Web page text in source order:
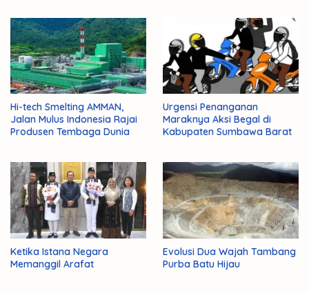
Hi-tech Smelting AMMAN,
Jalan Mulus Indonesia Rajai
Produsen Tembaga Dunia
Urgensi Penanganan
Maraknya Aksi Begal di
Kabupaten Sumbawa Barat
Ketika Istana Negara
Memanggil Arafat
Evolusi Dua Wajah Tambang
Purba Batu Hijau